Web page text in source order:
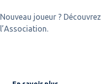
Nouveau joueur ?
l’Association.